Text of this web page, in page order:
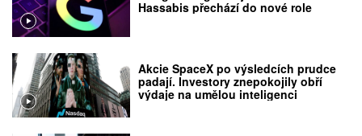
Hassabis přechází do nové role
Akcie SpaceX po výsledcích prudce
padají. Investory znepokojily obří
výdaje na umělou inteligenci